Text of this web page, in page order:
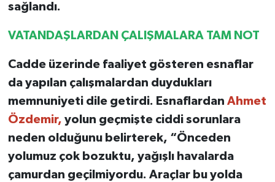
sağlandı.
VATANDAŞLARDAN ÇALIŞMALARA TAM NOT
Cadde üzerinde faaliyet gösteren esnaflar
da yapılan çalışmalardan duydukları
memnuniyeti dile getirdi. Esnaflardan Ahmet
Özdemir, yolun geçmişte ciddi sorunlara
neden olduğunu belirterek, “Önceden
yolumuz çok bozuktu, yağışlı havalarda
çamurdan geçilmiyordu. Araçlar bu yolda